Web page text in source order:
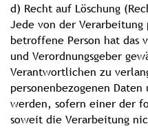
d) Recht auf Löschung
Jede von der Verarbeitung
betroffene Person hat das
und Verordnungsgeber
Verantwortlichen zu
personenbezogenen
werden, sofern einer der
soweit die Verarbeitung